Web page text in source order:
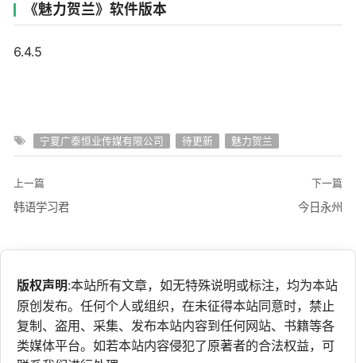
《魅力贺兰》软件版本
6.4.5
宁夏广泰恒业传媒有限公司 待更新 魅力贺兰
上一篇
韩语学习君
下一篇
今日永州
版权声明:本站所有文章，如无特殊说明或标注，均为本站
原创发布。任何个人或组织，在未征得本站同意时，禁止
复制、盗用、采集、发布本站内容到任何网站、书籍等各
类媒体平台。如若本站内容侵犯了原著者的合法权益，可